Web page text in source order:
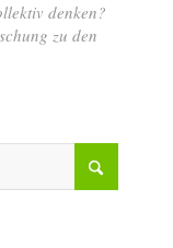
denken?
zu den